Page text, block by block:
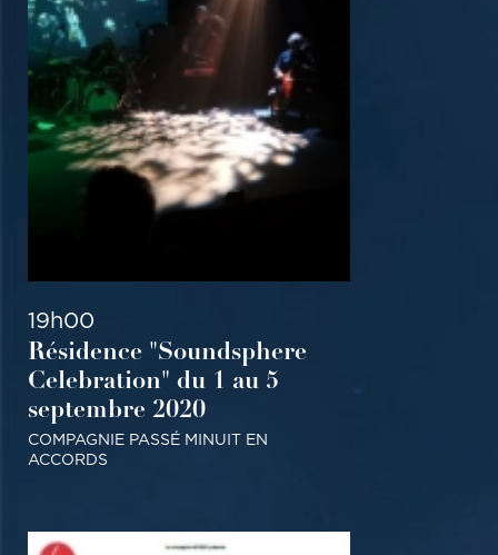
19h00
Résidence "Soundsphere
Celebration" du 1 au 5
septembre 2020
COMPAGNIE PASSÉ MINUIT EN
ACCORDS
SPECTACLE MUSICAL